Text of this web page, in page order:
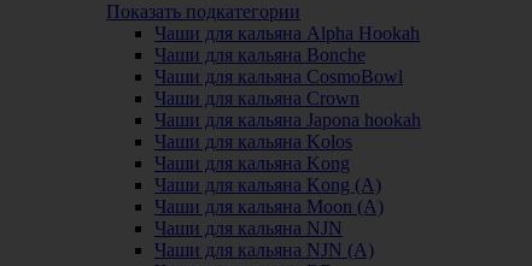
Показать подкатегории
Чаши для кальяна Alpha Hookah
Чаши для кальяна Bonche
Чаши для кальяна CosmoBowl
Чаши для кальяна Crown
Чаши для кальяна Japona hookah
Чаши для кальяна Kolos
Чаши для кальяна Kong
Чаши для кальяна Kong (A)
Чаши для кальяна Moon (А)
Чаши для кальяна NJN
Чаши для кальяна NJN (А)